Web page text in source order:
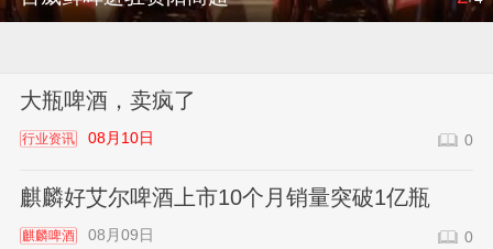
大瓶啤酒，卖疯了
行业资讯 08月10日 0
麒麟好艾尔啤酒上市10个月销量突破1亿瓶
麒麟啤酒 08月09日 0